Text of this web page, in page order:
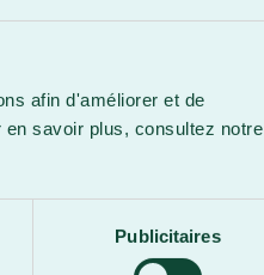
afin d'améliorer et de
savoir plus, consultez notre
Publicitaires